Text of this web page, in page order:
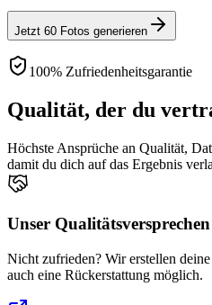
Jetzt 60 Fotos generieren
100% Zufriedenheitsgarantie
Qualität, der du
Höchste Ansprüche an Qualität,
damit du dich auf das Ergebnis
Unser Qualitätsversprechen
Nicht zufrieden? Wir erstellen
auch eine Rückerstattung möglich.